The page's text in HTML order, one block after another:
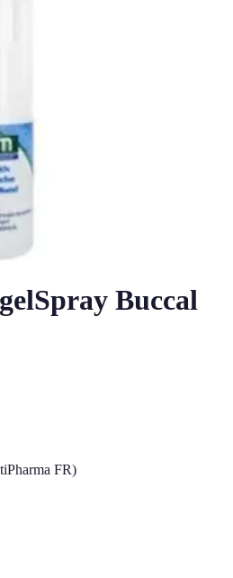
Buccal
FR)